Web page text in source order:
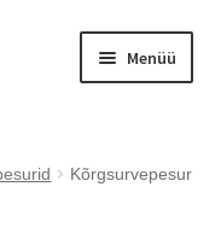
Menüü
Kõrgsurvepesur